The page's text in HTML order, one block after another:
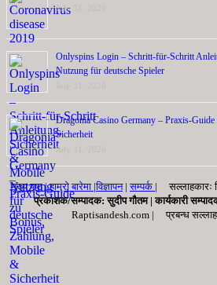
July 31, 2026
Onlyspins Login – Schritt‑für‑Schritt
Nutzung für deutsche Spieler
Dragonia Casino Germany –
Sicherheit
July 31, 2026
मुख्य पृष्ठ |हाम्रो बारेमा |विज्ञापन|सम्पर्क | सल्लाहकारः
प्रकाशक/सम्पादक: सुदीप गौतम | कार्यकारी
Raptisandesh.com | प्रबन्ध